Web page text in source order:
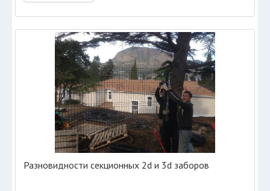
Разновидности секционных 2d и 3d заборов